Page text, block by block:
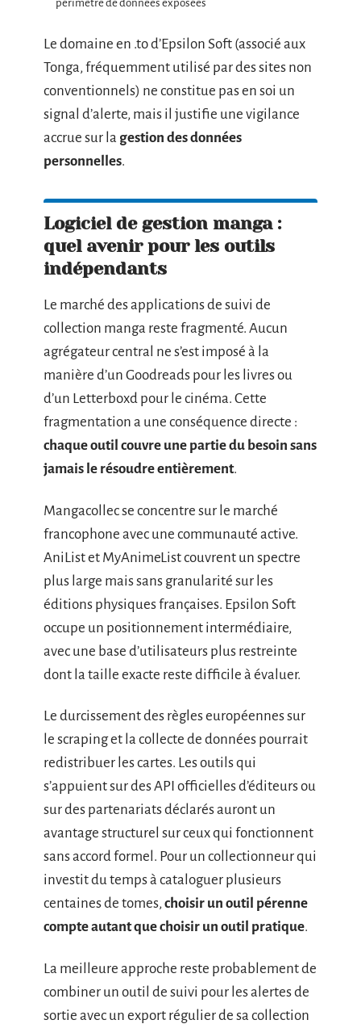
périmètre de données exposées
Le domaine en .to d’Epsilon Soft (associé aux
Tonga, fréquemment utilisé par des sites non
conventionnels) ne constitue pas en soi un
signal d’alerte, mais il justifie une vigilance
accrue sur la gestion des données
personnelles.
Logiciel de gestion manga :
quel avenir pour les outils
indépendants
Le marché des applications de suivi de
collection manga reste fragmenté. Aucun
agrégateur central ne s’est imposé à la
manière d’un Goodreads pour les livres ou
d’un Letterboxd pour le cinéma. Cette
fragmentation a une conséquence directe :
chaque outil couvre une partie du besoin sans
jamais le résoudre entièrement.
Mangacollec se concentre sur le marché
francophone avec une communauté active.
AniList et MyAnimeList couvrent un spectre
plus large mais sans granularité sur les
éditions physiques françaises. Epsilon Soft
occupe un positionnement intermédiaire,
avec une base d’utilisateurs plus restreinte
dont la taille exacte reste difficile à évaluer.
Le durcissement des règles européennes sur
le scraping et la collecte de données pourrait
redistribuer les cartes. Les outils qui
s’appuient sur des API officielles d’éditeurs ou
sur des partenariats déclarés auront un
avantage structurel sur ceux qui fonctionnent
sans accord formel. Pour un collectionneur qui
investit du temps à cataloguer plusieurs
centaines de tomes,choisir un outil pérenne
compte autant que choisir un outil pratique.
La meilleure approche reste probablement de
combiner un outil de suivi pour les alertes de
sortie avec un export régulier de sa collection